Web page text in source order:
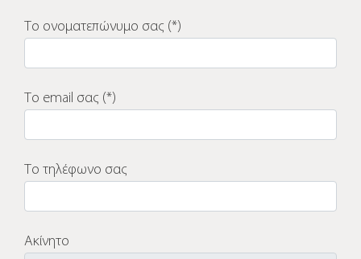
Το ονοματεπώνυμο σας (*)
Το email σας (*)
Το τηλέφωνο σας
Ακίνητο